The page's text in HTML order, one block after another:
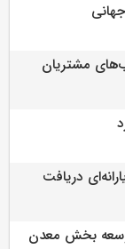
مشتریان
دریافت
بخش معدن